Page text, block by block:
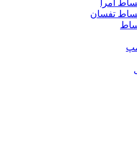
امرا
تفسان